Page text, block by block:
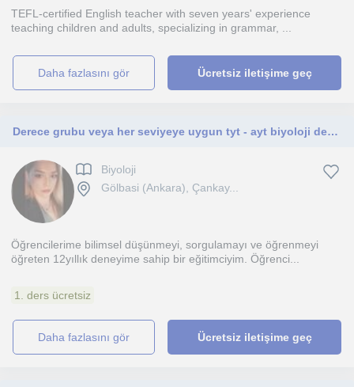
TEFL-certified English teacher with seven years' experience
teaching children and adults, specializing in grammar, ...
daha fazlasını gör Ücretsiz iletişime geç
Derece grubu veya her seviyeye uygun tyt - ayt biyoloji dersleri
Biyoloji
Gölbasi (Ankara), Çankay...
Öğrencilerime bilimsel düşünmeyi, sorgulamayı ve öğrenmeyi
öğreten 12yıllık deneyime sahip bir eğitimciyim. Öğrenci...
1. ders ücretsiz
daha fazlasını gör Ücretsiz iletişime geç